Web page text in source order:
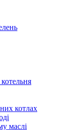
котлах
маслі